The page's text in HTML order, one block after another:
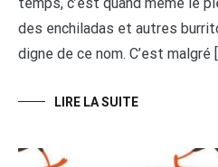
des enchiladas et autres
digne de ce nom. C’est malgré
LIRE LA SUITE